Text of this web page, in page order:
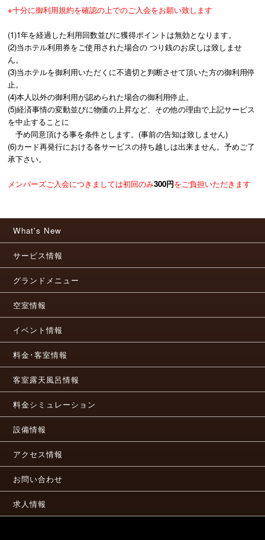
※十分に御利用規約を確認の上でのご入会をお願い致します
(1)1年を経過した利用回数並びに獲得ポイントは無効となります。
(2)当ホテル利用券をご使用された場合の つり銭のお戻しは致しませ
ん。
(3)当ホテルを御利用いただくに不適切と判断させて頂いた方の御利用停
止。
(4)本人以外の御利用が認められた場合の御利用停止。
(5)経済事情の変動並びに物価の上昇など、その他の理由で上記サービス
を中止することに
予め同意頂ける事を条件とします。(事前の告知は致しません)
(6)カード再発行における各サービスの持ち越しは出来ません。予めご了
承下さい。
メンバーズご入会につきましては初回のみ300円をご負担いただきます
What's New
サービス情報
グランドメニュー
空室情報
イベント情報
料金･客室情報
客室露天風呂情報
料金シミュレーション
設備情報
アクセス情報
お問い合わせ
求人情報